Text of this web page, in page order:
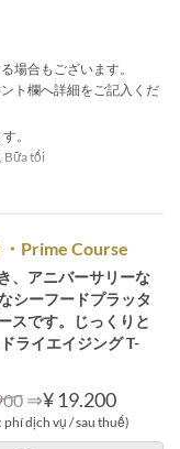
場合もございます。
ト欄へ詳細をご記入くだ
。
Bữa tối
Prime Course
、アニバーサリーな
シーフードプラッタ
スです。じっくりと
ライエイジング T-
⇒¥ 19.200
dịch vụ / sau thuế)